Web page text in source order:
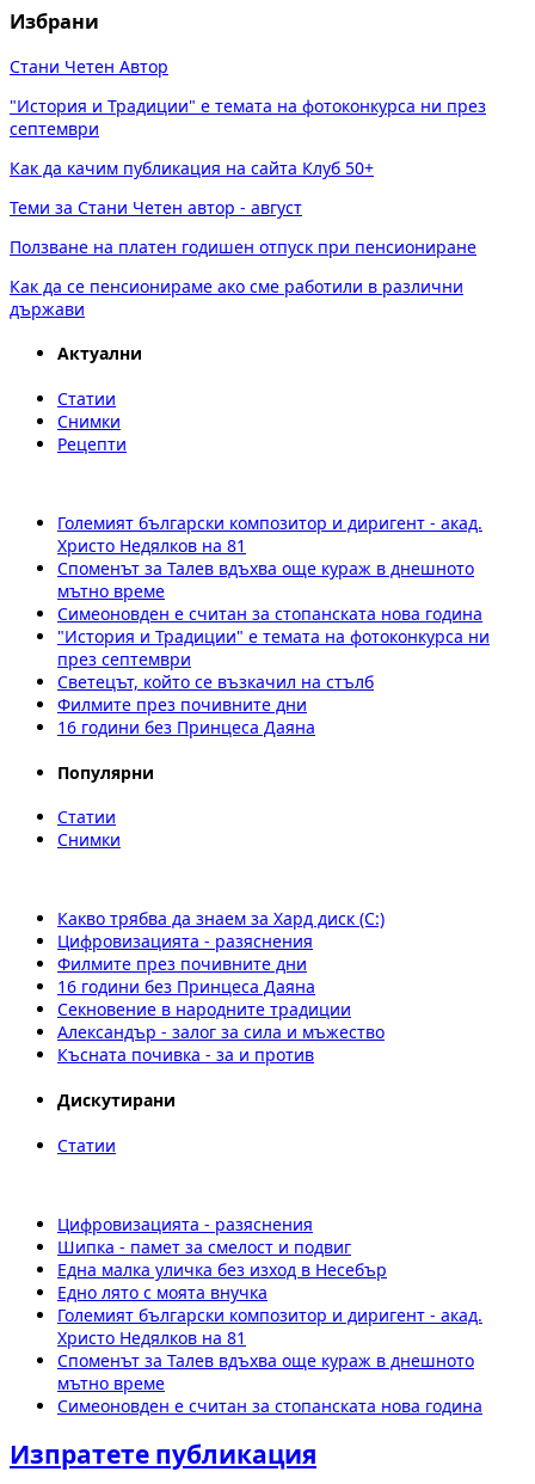
Избрани
Стани Четен Автор
"История и Традиции" е темата на фотоконкурса ни през
септември
Как да качим публикация на сайта Клуб 50+
Теми за Стани Четен автор - август
Ползване на платен годишен отпуск при пенсиониране
Как да се пенсионираме ако сме работили в различни
държави
Актуални
Статии
Снимки
Рецепти
Големият български композитор и диригент - акад.
Христо Недялков на 81
Споменът за Талев вдъхва още кураж в днешното
мътно време
Симеоновден е считан за стопанската нова година
"История и Традиции" е темата на фотоконкурса ни
през септември
Светецът, който се възкачил на стълб
Филмите през почивните дни
16 години без Принцеса Даяна
Популярни
Статии
Снимки
Какво трябва да знаем за Хард диск (C:)
Цифровизацията - разяснения
Филмите през почивните дни
16 години без Принцеса Даяна
Секновение в народните традиции
Александър - залог за сила и мъжество
Късната почивка - за и против
Дискутирани
Статии
Цифровизацията - разяснения
Шипка - памет за смелост и подвиг
Една малка уличка без изход в Несебър
Едно лято с моята внучка
Големият български композитор и диригент - акад.
Христо Недялков на 81
Споменът за Талев вдъхва още кураж в днешното
мътно време
Симеоновден е считан за стопанската нова година
Изпратете публикация